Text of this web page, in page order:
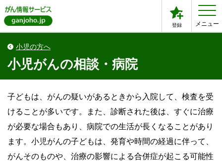
登録 メニュー
小児の方へ
小児がんの相談・病院
子どもは、がんの疑いがあるときから入院して、検査を受
けることが多いです。また、診断された後は、すぐに治療
が必要な場合もあり、病院での生活が長くなることがあり
ます。小児がんの子どもは、発育や時間の経過に伴って、
がんそのものや、治療の影響による合併症が起こる可能性